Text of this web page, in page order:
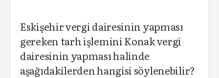
Eskişehir vergi dairesinin yapması
gereken tarh işlemini Konak vergi
dairesinin yapması halinde
aşağıdakilerden hangisi söylenebilir?